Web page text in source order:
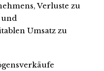
Verluste zu
und
Umsatz zu